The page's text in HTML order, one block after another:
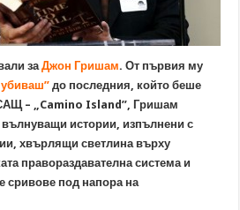
заДжон Гришам. От първия му
до последния, който беше
– „Camino Island”, Гришам
истории, изпълнени с
хвърлящи светлина върху
правораздавателна система и
сривове под напора на